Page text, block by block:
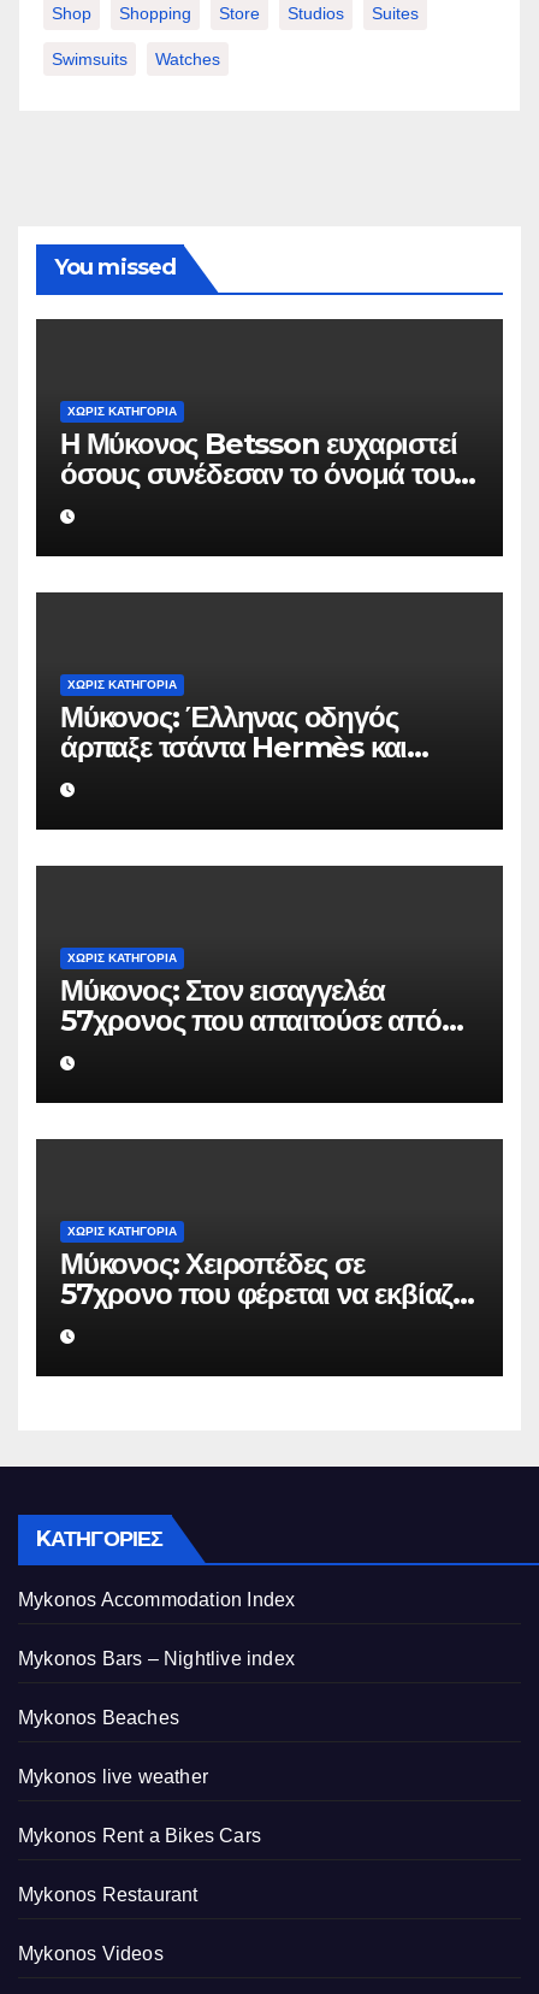
Shop Shopping Store Studios Suites
Swimsuits Watches
You missed
ΧΩΡΊΣ ΚΑΤΗΓΟΡΊΑ
Η Μύκονος Betsson ευχαριστεί
όσους συνέδεσαν το όνομά τους
με την ιστορική χρονιά
ΧΩΡΊΣ ΚΑΤΗΓΟΡΊΑ
Μύκονος: Έλληνας οδηγός
άρπαξε τσάντα Hermès και
Rolex αξίας 75.000 ευρώ από
Ουκρανό τουρίστα
ΧΩΡΊΣ ΚΑΤΗΓΟΡΊΑ
Μύκονος: Στον εισαγγελέα
57χρονος που απαιτούσε από
επιχειρηματία 80.000 ευρώ για
να μην κάνει καταγγελίες σε
βάρος του
ΧΩΡΊΣ ΚΑΤΗΓΟΡΊΑ
Μύκονος: Χειροπέδες σε
57χρονο που φέρεται να εκβίαζε
επιχείρηση για να «θάψει»
ψευδείς καταγγελίες – Η παγίδα
που του έστησε η ΕΛ.ΑΣ.
KΑΤΗΓΟΡΊΕΣ
Mykonos Accommodation Index
Mykonos Bars – Nightlive index
Mykonos Beaches
Mykonos live weather
Mykonos Rent a Bikes Cars
Mykonos Restaurant
Mykonos Videos